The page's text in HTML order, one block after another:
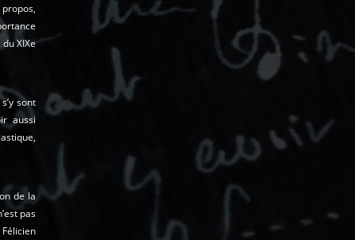
XIXe
sont
aussi
de la
pas